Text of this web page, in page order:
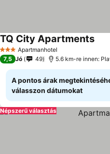
3 KategóriaApartmanhotel
TQ City Apartments
7,5 Jó 49 5.6 km-re innen:
A pontos árak
válasszon dátumokat
Népszerű választás